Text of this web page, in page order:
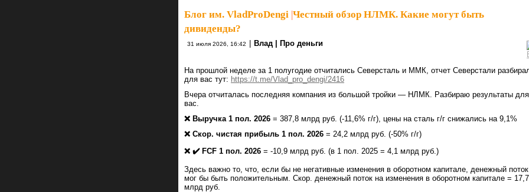
Блог им. VladProDengi |Честный обзор НЛМК. Какие могут быть
дивиденды?
31 июля 2026, 16:42 Влад | Про деньги
На прошлой неделе за 1 полугодие отчитались Северсталь и ММК, отчет Северстали
для вас тут: https://t.me/Vlad_pro_dengi/2416
Вчера отчиталась последняя компания из большой тройки — НЛМК. Разбираю результаты для
вас.
❌ Выручка 1 пол. 2026 = 387,8 млрд руб. (-11,6% г/г), цены на сталь г/г снижались на 9,1%
❌ Скор. чистая прибыль 1 пол. 2026 = 24,2 млрд руб. (-50% г/г)
❌ ✔️ FCF 1 пол. 2026 = -10,9 млрд руб. (в 1 пол. 2025 = 4,1 млрд руб.)
Здесь важно то, что, если бы не негативные изменения в оборотном капитале, денежный поток
мог бы быть положительным. Скор. денежный поток на изменения в оборотном капитале = 17,7
млрд руб.